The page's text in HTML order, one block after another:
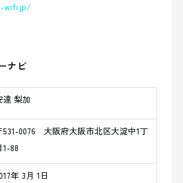
wifi.jp/
ナビ
達 梨加
531-0076 大阪府大阪市北区大淀中1丁
1-88
年 3月 1日